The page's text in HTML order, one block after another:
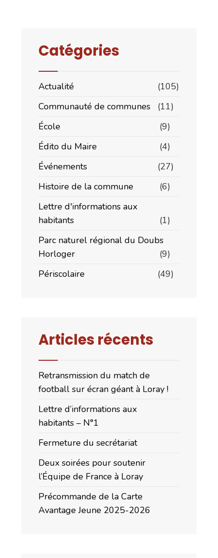
Catégories
Actualité
(105)
Communauté de communes
(11)
École
(9)
Édito du Maire
(4)
Événements
(27)
Histoire de la commune
(6)
Lettre d'informations aux
habitants
(1)
Parc naturel régional du Doubs
Horloger
(9)
Périscolaire
(49)
Articles récents
Retransmission du match de
football sur écran géant à Loray !
Lettre d’informations aux
habitants – N°1
Fermeture du secrétariat
Deux soirées pour soutenir
l’Équipe de France à Loray
Précommande de la Carte
Avantage Jeune 2025-2026